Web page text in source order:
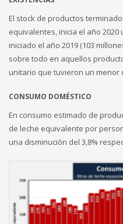
El stock de productos
equivalentes, inicia el año 2020
iniciado el año 2019 (103
sobre todo en aquellos
unitario que tuvieron un menor
CONSUMO DOMÉSTICO
En consumo estimado de
de leche equivalente por
una disminución del 3,8%